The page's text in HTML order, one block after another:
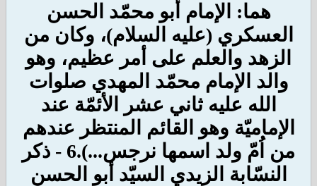
هما: الإمام أبو محمّد الحسن
العسكري (عليه السلام)، وكان من
الزهد والعلم على أمر عظيم، وهو
والد الإمام محمّد المهدي صلوات
الله عليه ثاني عشر الأئمّة عند
الإماميّة وهو القائم المنتظر عندهم
من اُمّ ولد اسمها نرجس...). 6 - ذكر
النسّابة الزيدي السيّد أبو الحسن